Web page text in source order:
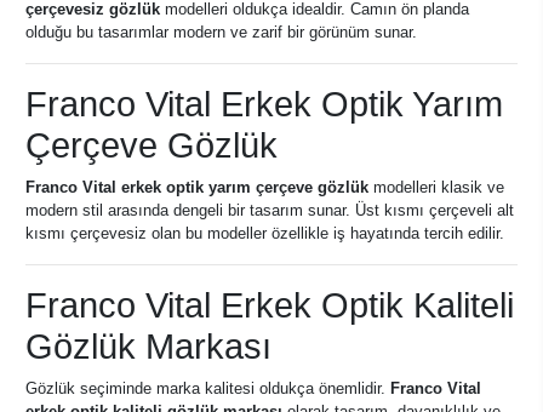
çerçevesiz gözlük modelleri oldukça idealdir. Camın ön planda
olduğu bu tasarımlar modern ve zarif bir görünüm sunar.
Franco Vital Erkek Optik Yarım
Çerçeve Gözlük
Franco Vital erkek optik yarım çerçeve gözlük modelleri klasik ve
modern stil arasında dengeli bir tasarım sunar. Üst kısmı çerçeveli alt
kısmı çerçevesiz olan bu modeller özellikle iş hayatında tercih edilir.
Franco Vital Erkek Optik Kaliteli
Gözlük Markası
Gözlük seçiminde marka kalitesi oldukça önemlidir. Franco Vital